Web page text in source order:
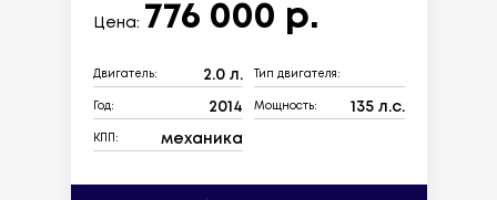
Цена: 776 000 р.
Двигатель: 2.0 л. Тип двигателя:
Год: 2014 Мощность: 135 л.с.
КПП: механика